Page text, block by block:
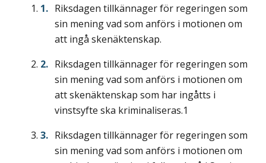
Riksdagen tillkännager för regeringen som
sin mening vad som anförs i motionen om
att ingå skenäktenskap.
Riksdagen tillkännager för regeringen som
sin mening vad som anförs i motionen om
att skenäktenskap som har ingåtts i
vinstsyfte ska kriminaliseras.1
Riksdagen tillkännager för regeringen som
sin mening vad som anförs i motionen om